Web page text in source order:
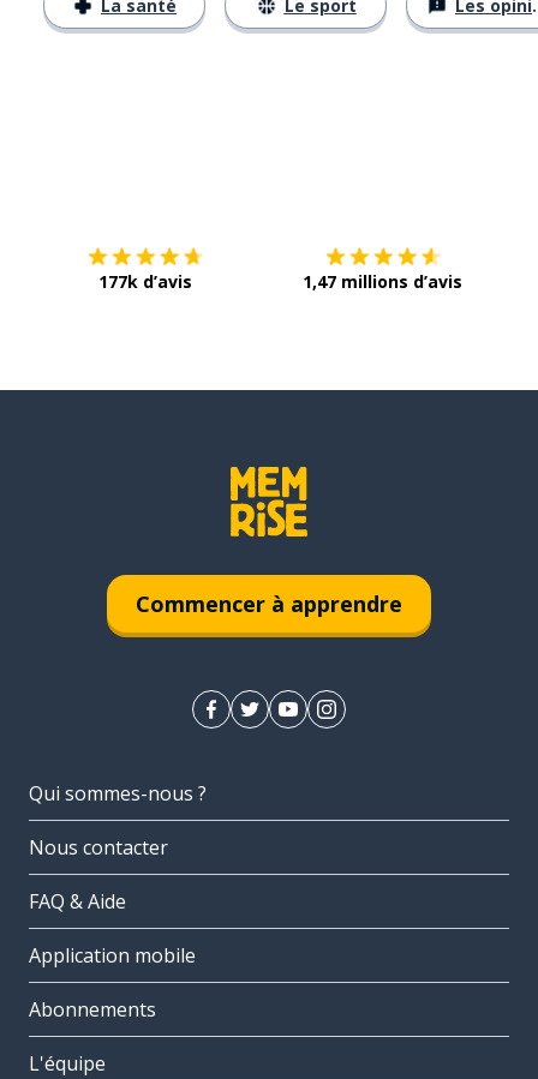
La santé Le sport Les opinions
177k d’avis 1,47 millions d’avis
Commencer à apprendre
Qui sommes-nous ?
Nous contacter
FAQ & Aide
Application mobile
Abonnements
L'équipe